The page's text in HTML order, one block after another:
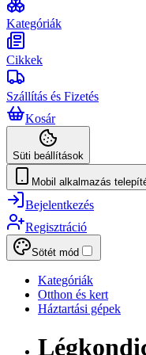
Kategóriák
Cikkek
Szállítás és Fizetés
Kosár
Süti beállítások
Mobil alkalmazás
Bejelentkezés
Regisztráció
Sötét mód
Kategóriák
Otthon és kert
Háztartási gépek